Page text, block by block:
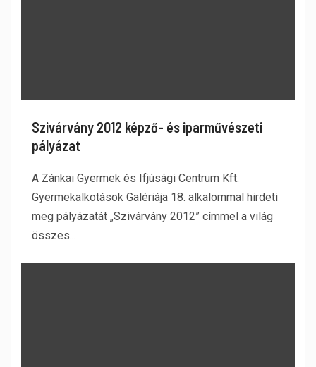
Szivárvány 2012 képző- és iparművészeti
pályázat
A Zánkai Gyermek és Ifjúsági Centrum Kft.
Gyermekalkotások Galériája 18. alkalommal hirdeti
meg pályázatát „Szivárvány 2012” címmel a világ
összes...